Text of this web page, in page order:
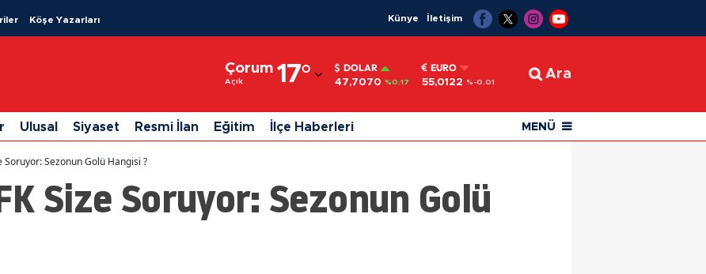
Köşe Yazarları Künye İletişim
Çorum
Açık 17°
Adıyaman
Afyonkarahisar
Ağrı
Ankara
DOLAR
47,7070 %0.17
EURO
55,0122 %-0.01
Ara
Ulusal Siyaset Resmi İlan Eğitim İlçe Haberleri MENÜ
Soruyor: Sezonun Golü Hangisi ?
Size Soruyor: Sezonun Golü